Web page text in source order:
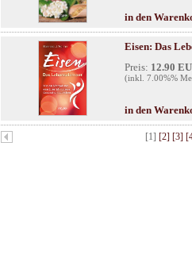
in den
Eisen: Das
Preis: 12.90
(inkl. 7.00%%
in den
[1] [2] [3]